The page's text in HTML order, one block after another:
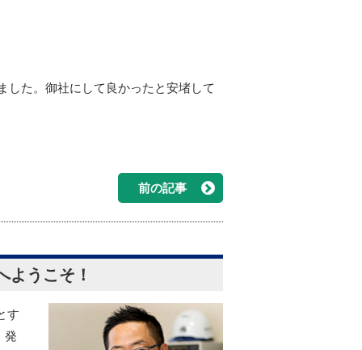
した。御社にして良かったと安堵して
前の記事
ようこそ！
す
発